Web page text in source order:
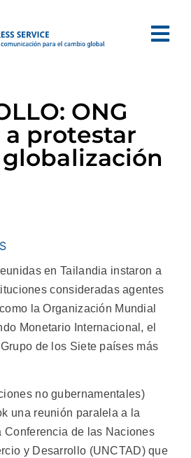
ONG
protestar
en Tailandia instaron a
consideradas agentes
la Organización Mundial
Monetario Internacional, el
de los Siete países más
no gubernamentales)
una reunión paralela a la
Conferencia de las Naciones
y Desarrollo (UNCTAD) que